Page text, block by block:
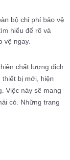
bộ chi phí bảo vệ
hiểu để rõ và
vệ ngay.
chất lượng dịch
bị mới, hiện
Việc này sẽ mang
có. Những trang